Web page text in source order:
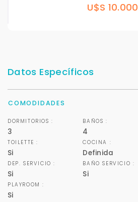
U$S 10.000
Datos Específicos
COMODIDADES
DORMITORIOS :
3
BAÑOS :
4
TOILETTE :
Si
COCINA :
Definida
DEP. SERVICIO :
Si
BAÑO SERVICIO :
Si
PLAYROOM :
Si